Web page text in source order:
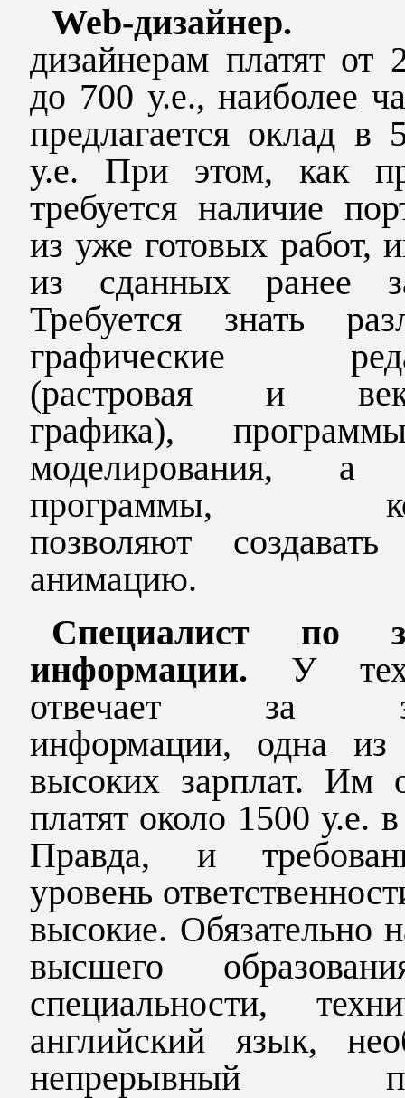
Web-
дизайнерам платят от
до 700 у.е., наиболее
предлагается оклад в
у.е. При этом, как
требуется наличие
из уже готовых работ,
из сданных ранее
Требуется знать
графические
(растровая и
графика),
моделирования, а
программы,
позволяют
анимацию.
Специалист по
информации. У
отвечает за
информации, одна
высоких зарплат. Им
платят около 1500 у.е.
Правда, и
уровень
высокие. Обязательно
высшего
специальности,
английский язык,
непрерывный